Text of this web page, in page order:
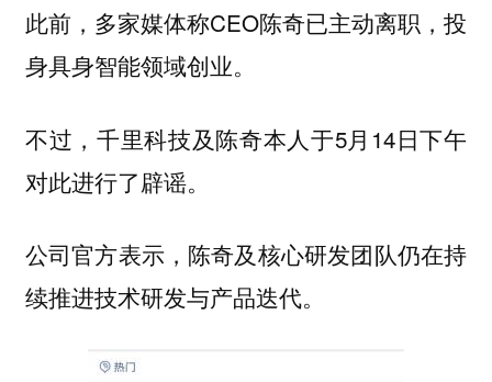
此前，多家媒体称CEO陈奇已主动离职，投
身具身智能领域创业。
不过，千里科技及陈奇本人于5月14日下午
对此进行了辟谣。
公司官方表示，陈奇及核心研发团队仍在持
续推进技术研发与产品迭代。